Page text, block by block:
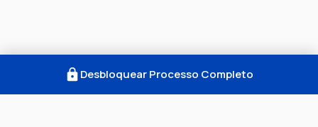
Desbloquear Processo Completo